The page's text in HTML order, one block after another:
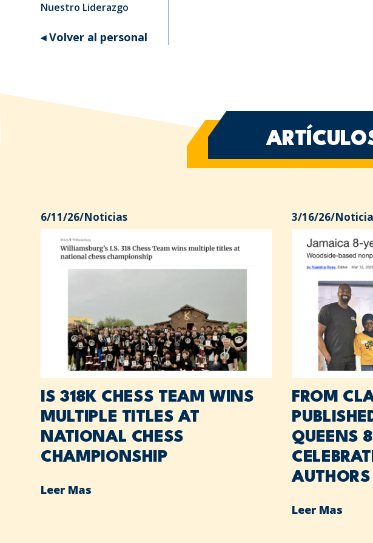
Nuestro Liderazgo
◂ Volver al personal
6/11/26/Noticias
IS 318K CHESS TEAM WINS
MULTIPLE TITLES AT
NATIONAL CHESS
CHAMPIONSHIP
Leer Mas
3/16/26/
FROM
QUEENS
AUTHORS
Leer Mas